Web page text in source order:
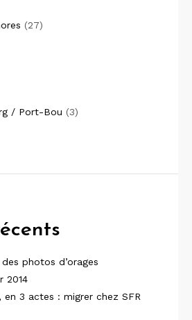
(27)
/ Port-Bou (3)
photos d’orages
2014
en 3 actes : migrer chez SFR